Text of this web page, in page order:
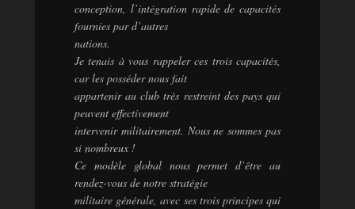
conception, l’intégration rapide de capacités
fournies par d’autres
nations.
Je tenais à vous rappeler ces trois capacités,
car les posséder nous fait
appartenir au club très restreint des pays qui
peuvent effectivement
intervenir militairement. Nous ne sommes pas
si nombreux !
Ce modèle global nous permet d’être au
rendez-vous de notre stratégie
militaire générale, avec ses trois principes qui